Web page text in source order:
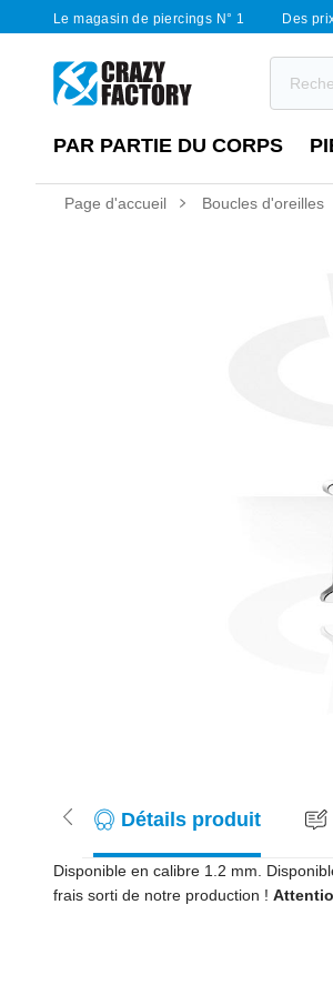
Le magasin de piercings N° 1 Des
PAR PARTIE DU CORPS
Page d'accueil Boucles d'oreilles
Détails produit
Disponible en calibre 1.2 mm.
frais sorti de notre production !